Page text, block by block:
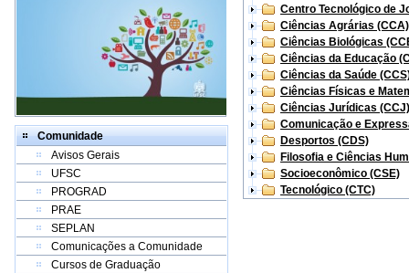
Comunidade
Avisos Gerais
UFSC
PROGRAD
PRAE
SEPLAN
Comunicações a Comunidade
Cursos de Graduação
Centro Tecnológico de
Ciências Agrárias (CCA)
Ciências Biológicas
Ciências da Educação
Ciências da Saúde
Ciências Físicas e
Ciências Jurídicas (CCJ)
Comunicação e
Desportos (CDS)
Filosofia e Ciências
Socioeconômico (CSE)
Tecnológico (CTC)